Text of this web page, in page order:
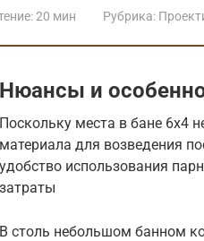
20 мин Рубрика:
Нюансы и
Поскольку места в бане 6х4
материала для возведения
удобство использования
затраты
В столь небольшом банном